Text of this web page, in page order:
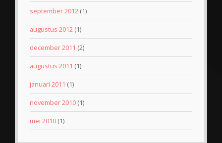
september 2012 (1)
augustus 2012 (1)
december 2011 (2)
augustus 2011 (1)
januari 2011 (1)
november 2010 (1)
mei 2010 (1)